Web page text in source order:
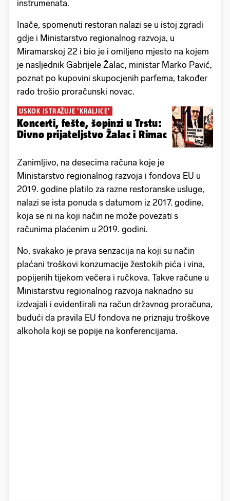
instrumenata.
Inače, spomenuti restoran nalazi se u istoj zgradi
gdje i Ministarstvo regionalnog razvoja, u
Miramarskoj 22 i bio je i omiljeno mjesto na kojem
je nasljednik Gabrijele Žalac, ministar Marko Pavić,
poznat po kupovini skupocjenih parfema, također
rado trošio proračunski novac.
USKOK ISTRAŽUJE 'KRALJICE'
Koncerti, fešte, šopinzi u Trstu:
Divno prijateljstvo Žalac i Rimac
Zanimljivo, na desecima računa koje je
Ministarstvo regionalnog razvoja i fondova EU u
2019. godine platilo za razne restoranske usluge,
nalazi se ista ponuda s datumom iz 2017. godine,
koja se ni na koji način ne može povezati s
računima plaćenim u 2019. godini.
No, svakako je prava senzacija na koji su način
plaćani troškovi konzumacije žestokih pića i vina,
popijenih tijekom večera i ručkova. Takve račune u
Ministarstvu regionalnog razvoja naknadno su
izdvajali i evidentirali na račun državnog proračuna,
budući da pravila EU fondova ne priznaju troškove
alkohola koji se popije na konferencijama.